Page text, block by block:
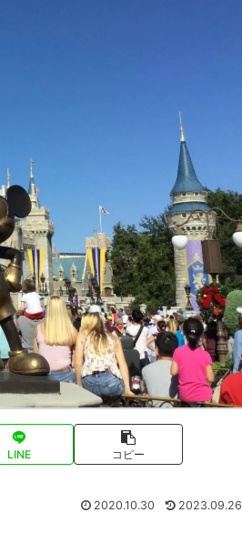
LINE コピー
2020.10.30 2023.09.26